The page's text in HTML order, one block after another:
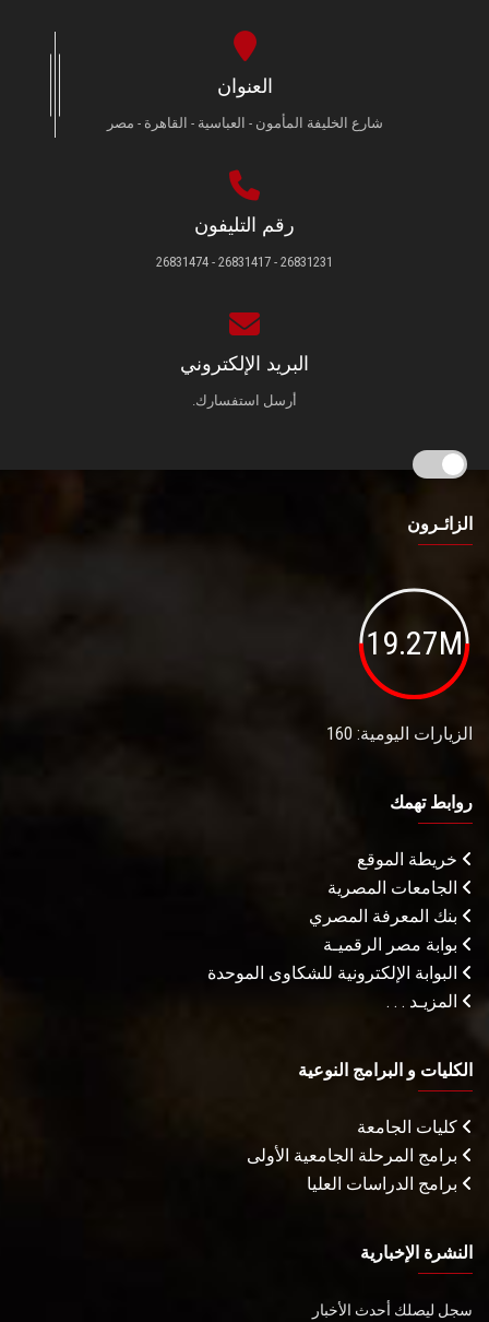
العنوان
شارع الخليفة المأمون - العباسية - القاهرة - مصر
رقم التليفون
26831231 - 26831417 - 26831474
البريد الإلكتروني
أرسل استفسارك.
الزائـرون
19.27M
الزيارات اليومية: 160
روابط تهمك
خريطة الموقع
الجامعات المصرية
بنك المعرفة المصري
بوابة مصر الرقميـة
البوابة الإلكترونية للشكاوى الموحدة
المزيـد . . .
الكليات و البرامج النوعية
كليات الجامعة
برامج المرحلة الجامعية الأولى
برامج الدراسات العليا
النشرة الإخبارية
سجل ليصلك أحدث الأخبار